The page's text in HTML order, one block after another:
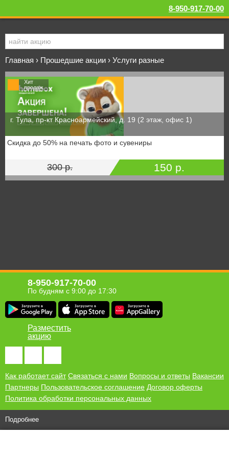
8-950-917-70-00
Главная › Прошедшие акции › Услуги разные
Хит
продаж
г. Тула, пр-кт Красноармейский, д. 19 (2 этаж, офис 1)
Скидка до 50% на печать фото и сувениры
300 р. 150 р.
8-950-917-70-00
По будням с 9:00 до 17:30
Разместить
акцию
Как работает сайт Связаться с нами Вопросы и ответы Вакансии
Партнеры Пользовательское соглашение Договор оферты
Политика обработки персональных данных
Подробнее